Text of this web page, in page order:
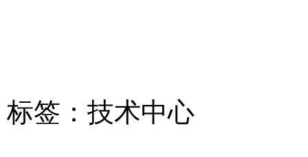
标签： 技术中心